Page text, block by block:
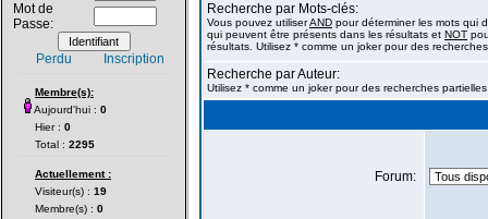
Mot de
Passe:
Perdu Inscription
Membre(s):
Aujourd'hui : 0
Hier : 0
Total : 2295
Actuellement :
Visiteur(s) : 19
Membre(s) : 0
Recherche par Mots-clés:
Vous pouvez utiliserAND pour déterminer les mots qui
qui peuvent être présents dans les résultats et NOT
résultats. Utilisez * comme un joker pour des
Recherche par Auteur:
Utilisez * comme un joker pour des recherches partielles
Forum: